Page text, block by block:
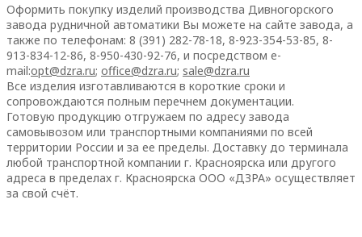
Оформить покупку изделий производства Дивногорского
завода рудничной автоматики Вы можете на сайте завода, а
также по телефонам: 8 (391) 282-78-18, 8-923-354-53-85, 8-
913-834-12-86, 8-950-430-92-76, и посредством e-
mail:opt@dzra.ru; office@dzra.ru; sale@dzra.ru
Все изделия изготавливаются в короткие сроки и
сопровождаются полным перечнем документации.
Готовую продукцию отгружаем по адресу завода
самовывозом или транспортными компаниями по всей
территории России и за ее пределы. Доставку до терминала
любой транспортной компании г. Красноярска или другого
адреса в пределах г. Красноярска ООО «ДЗРА» осуществляет
за свой счёт.